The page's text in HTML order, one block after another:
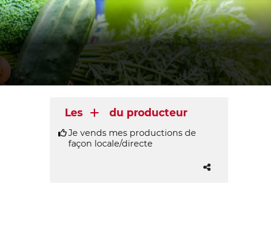
Les du producteur
Je vends mes productions de
façon locale/directe